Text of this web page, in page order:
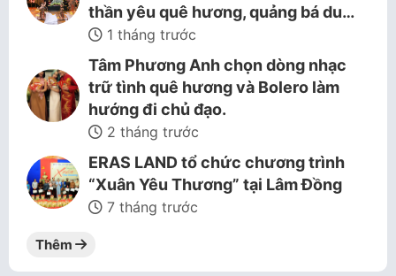
thần yêu quê hương, quảng bá du…
1 tháng trước
Tâm Phương Anh chọn dòng nhạc
trữ tình quê hương và Bolero làm
hướng đi chủ đạo.
2 tháng trước
ERAS LAND tổ chức chương trình
“Xuân Yêu Thương” tại Lâm Đồng
7 tháng trước
Thêm